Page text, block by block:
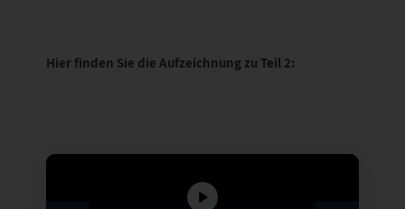
Erforderlichen Service
Hier finden Sie die Aufzeichnung zu Teil 2: